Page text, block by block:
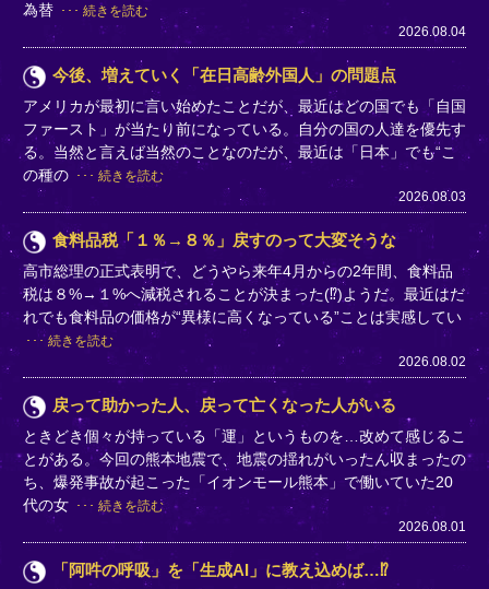
為替
続きを読む
2026.08.04
今後、増えていく「在日高齢外国人」の問題点
アメリカが最初に言い始めたことだが、最近はどの国でも「自国
ファースト」が当たり前になっている。自分の国の人達を優先す
る。当然と言えば当然のことなのだが、最近は「日本」でも“こ
の種の
続きを読む
2026.08.03
食料品税「１％→８％」戻すのって大変そうな
高市総理の正式表明で、どうやら来年4月からの2年間、食料品
税は８%→１%へ減税されることが決まった(⁉)ようだ。最近はだ
れでも食料品の価格が“異様に高くなっている”ことは実感してい
続きを読む
2026.08.02
戻って助かった人、戻って亡くなった人がいる
ときどき個々が持っている「運」というものを…改めて感じるこ
とがある。今回の熊本地震で、地震の揺れがいったん収まったの
ち、爆発事故が起こった「イオンモール熊本」で働いていた20
代の女
続きを読む
2026.08.01
「阿吽の呼吸」を「生成AI」に教え込めば…⁉